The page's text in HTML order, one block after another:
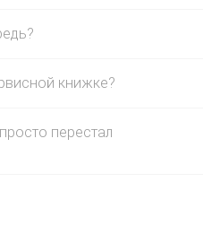
книжке?
перестал